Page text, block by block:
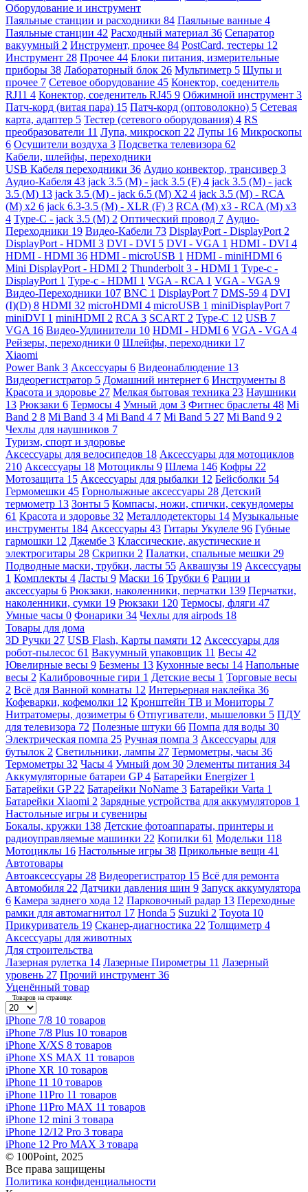
Оборудование и инструмент
Паяльные станции и расходники 84 Паяльные ванные 4
Паяльные станции 42 Расходный материал 36 Сепаратор
вакуумный 2 Инструмент, прочее 84 PostCard, тестеры 12
Инструмент 28 Прочее 44 Блоки питания, измерительные
приборы 38 Лабораторный блок 26 Мультиметр 5 Щупы и
прочее 7 Сетевое оборудование 45 Конектор, соеденитель
RJ11 4 Конектор, соеденитель RJ45 9 Обжимной инструмент 3
Патч-корд (витая пара) 15 Патч-корд (оптоволокно) 5 Сетевая
карта, адаптер 5 Тестер (сетевого оборудования) 4 RS
преобразователи 11 Лупа, микроскоп 22 Лупы 16 Микроскопы
6 Осушители воздуха 3 Подсветка телевизора 62
Кабели, шлейфы, переходники
USB Кабеля переходники 36 Аудио конвектор, трансивер 3
Аудио-Кабеля 43 jack 3.5 (M) - jack 3.5 (F) 4 jack 3.5 (M) - jack
3.5 (M) 13 jack 3.5 (M) - jack 6.5 (M) X2 4 jack 3.5 (M) - RCA
(M) x2 6 jack 6.3-3.5 (M) - XLR (F) 3 RCA (M) x3 - RCA (M) x3
4 Type-C - jack 3.5 (M) 2 Оптический провод 7 Аудио-
Переходники 19 Видео-Кабели 73 DisplayPort - DisplayPort 2
DisplayPort - HDMI 3 DVI - DVI 5 DVI - VGA 1 HDMI - DVI 4
HDMI - HDMI 36 HDMI - microUSB 1 HDMI - miniHDMI 6
Mini DisplayPort - HDMI 2 Thunderbolt 3 - HDMI 1 Type-c -
DisplayPort 1 Type-c - HDMI 1 VGA - RCA 1 VGA - VGA 9
Видео-Переходники 107 BNC 1 DisplayPort 7 DMS-59 4 DVI
(I)(D) 8 HDMI 32 microHDMI 4 microUSB 1 miniDisplayPort 7
miniDVI 1 miniHDMI 2 RCA 3 SCART 2 Type-C 12 USB 7
VGA 16 Видео-Удлинители 10 HDMI - HDMI 6 VGA - VGA 4
Рейзеры, переходники 0 Шлейфы, переходники 17
Xiaomi
Power Bank 3 Аксессуары 6 Видеонаблюдение 13
Видеорегистратор 5 Домашний интернет 6 Инструменты 8
Красота и здоровье 27 Мелкая бытовая техника 23 Наушники
13 Рюкзаки 6 Термосы 4 Умный дом 3 Фитнес браслеты 48 Mi
Band 2 8 Mi Band 3 4 Mi Band 4 7 Mi Band 5 27 Mi Band 9 2
Чехлы для наушников 7
Туризм, спорт и здоровье
Аксессуары для велосипедов 18 Аксессуары для мотоциклов
210 Аксессуары 18 Мотоциклы 9 Шлема 146 Кофры 22
Мотозащита 15 Аксессуары для рыбалки 12 Бейсболки 54
Гермомешки 45 Горнолыжные аксессуары 28 Детский
термометр 13 Зонты 5 Компасы, ножи, спички, секундомеры
61 Красота и здоровье 32 Металлодетекторы 14 Музыкальные
инструменты 184 Аксессуары 43 Гитары Укулеле 96 Губные
гармошки 12 Джембе 3 Классические, акустические и
электрогитары 28 Скрипки 2 Палатки, спальные мешки 29
Подводные маски, трубки, ласты 55 Аквашузы 19 Аксессуары
1 Комплекты 4 Ласты 9 Маски 16 Трубки 6 Рации и
аксессуары 6 Рюкзаки, наколенники, перчатки 139 Перчатки,
наколенники, сумки 19 Рюкзаки 120 Термосы, фляги 47
Умные часы 0 Фонарики 34 Чехлы для airpods 18
Товары для дома
3D Ручки 27 USB Flash, Карты памяти 12 Аксессуары для
робот-пылесос 61 Вакуумный упаковщик 11 Весы 42
Ювелирные весы 9 Безмены 13 Кухонные весы 14 Напольные
весы 2 Калибровочные гири 1 Детские весы 1 Торговые весы
2 Всё для Ванной комнаты 12 Интерьерная наклейка 36
Кофеварки, кофемолки 12 Кронштейн ТВ и Мониторы 7
Нитратомеры, дозиметры 6 Отпугиватели, мышеловки 5 ПДУ
для телевизора 72 Полезные штуки 66 Помпа для воды 30
Электрическая помпа 25 Ручная помпа 3 Аксессуары для
бутылок 2 Светильники, лампы 27 Термометры, часы 36
Термометры 32 Часы 4 Умный дом 30 Элементы питания 34
Аккумуляторные батареи GP4 Батарейки Energizer 1
Батарейки GP 22 Батарейки NoName 3 Батарейки Varta 1
Батарейки Xiaomi 2 Зарядные устройства для аккумуляторов 1
Настольные игры и сувениры
Бокалы, кружки 138 Детские фотоаппараты, принтеры и
радиоуправляемые машинки 22 Копилки 61 Модельки 118
Мотоциклы 16 Настольные игры 38 Прикольные вещи 41
Автотовары
Автоаксессуары 28 Видеорегистратор 15 Всё для ремонта
Автомобиля 22 Датчики давления шин 9 Запуск аккумулятора
6 Камера заднего хода 12 Парковочный радар 13 Переходные
рамки для автомагнитол 17 Honda 5 Suzuki 2 Toyota 10
Прикуриватель 19 Сканер-диагностика 22 Толщиметр 4
Аксессуары для животных
Для строительства
Лазерная рулетка 14 Лазерные Пирометры 11 Лазерный
уровень 27 Прочий инструмент 36
Уценённый товар
Товаров на странице:
iPhone 7/8 10 товаров
iPhone 7/8 Plus 10 товаров
iPhone X/XS 8 товаров
iPhone XS MAX 11 товаров
iPhone XR 10 товаров
iPhone 11 10 товаров
iPhone 11Pro 11 товаров
iPhone 11Pro MAX 11 товаров
iPhone 12 mini 3 товара
iPhone 12/12 Pro 3 товара
iPhone 12 Pro MAX 3 товара
© 100Point, 2025
Все права защищены
Политика конфиденциальности